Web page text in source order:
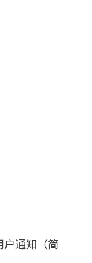
通知（简